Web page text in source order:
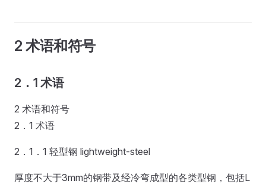
2 术语和符号
2．1 术语
2 术语和符号
2．1 术语
2．1．1 轻型钢 lightweight-steel
厚度不大于3mm的钢带及经冷弯成型的各类型钢，包括L